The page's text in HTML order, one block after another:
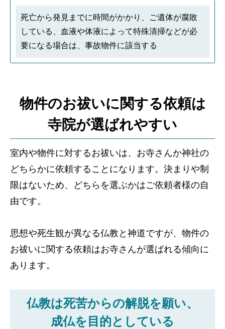
死亡から発見までに時間がかかり、ご遺体が腐敗
している、血液や体液によって特殊清掃などが必
要になる場合は、事故物件に該当する
物件のお祓いに関する依頼は
寺院が選ばれやすい
室内や物件に対するお祓いは、お寺さんか神社の
どちらかに依頼することになります。決まりや制
限はないため、どちらを選ぶかはご依頼者様の自
由です。
思想や死生観が異なる仏教と神道ですが、物件の
お祓いに関する依頼はお寺さんが選ばれる傾向に
あります。
仏教は死苦からの解脱を願い、
成仏を目的としている